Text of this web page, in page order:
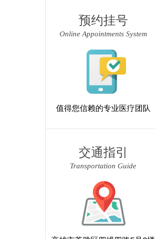
预约挂号
Online Appointments System
值得您信赖的专业医疗团队
交通指引
Transportation Guide